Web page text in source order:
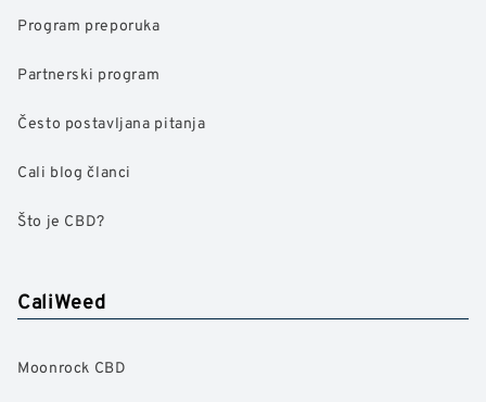
Program preporuka
Partnerski program
Često postavljana pitanja
Cali blog članci
Što je CBD?
CaliWeed
Moonrock CBD